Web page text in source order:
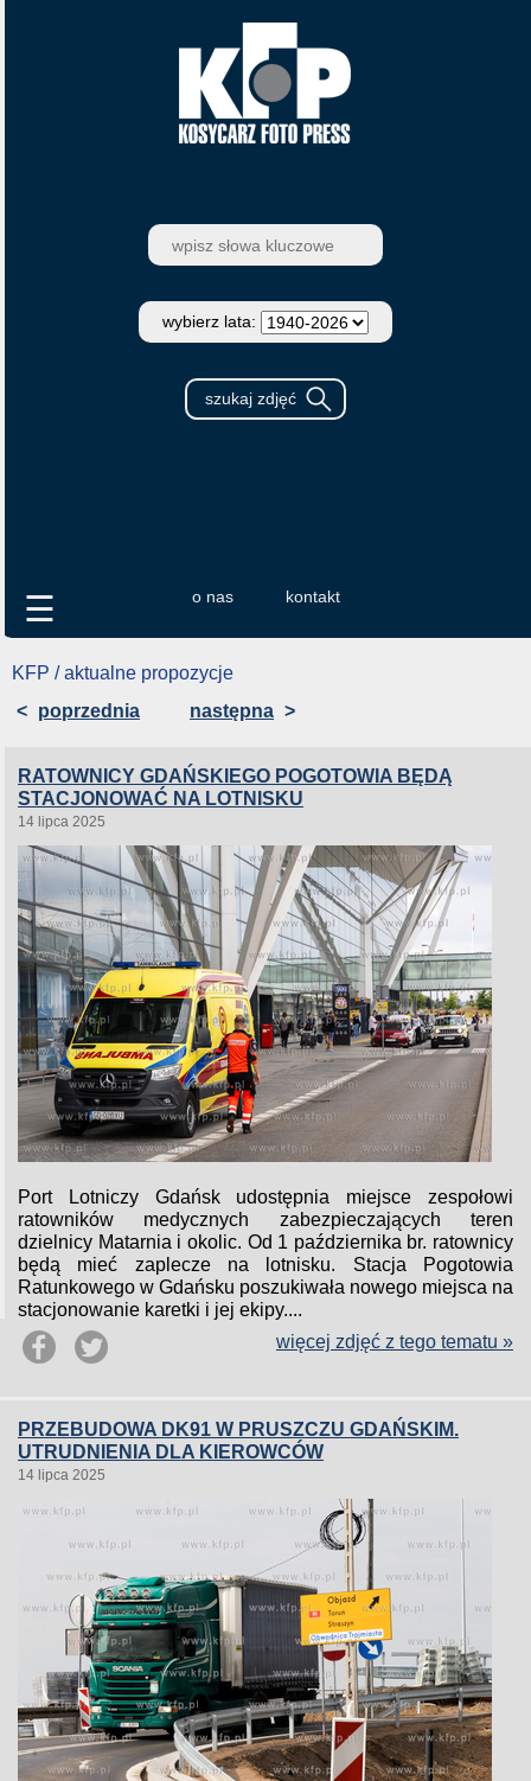
wybierz lata:
o nas kontakt
☰
KFP / aktualne propozycje
< poprzednia następna >
RATOWNICY GDAŃSKIEGO POGOTOWIA BĘDĄ
STACJONOWAĆ NA LOTNISKU
14 lipca 2025
Port Lotniczy Gdańsk udostępnia miejsce zespołowi
ratowników medycznych zabezpieczających teren
dzielnicy Matarnia i okolic. Od 1 października br. ratownicy
będą mieć zaplecze na lotnisku. Stacja Pogotowia
Ratunkowego w Gdańsku poszukiwała nowego miejsca na
stacjonowanie karetki i jej ekipy....
więcej zdjęć z tego tematu »
PRZEBUDOWA DK91 W PRUSZCZU GDAŃSKIM.
UTRUDNIENIA DLA KIEROWCÓW
14 lipca 2025